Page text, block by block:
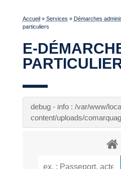
Accueil» Services » Démarches
particuliers
E-
debug - info : /var/www/
content/uploads/